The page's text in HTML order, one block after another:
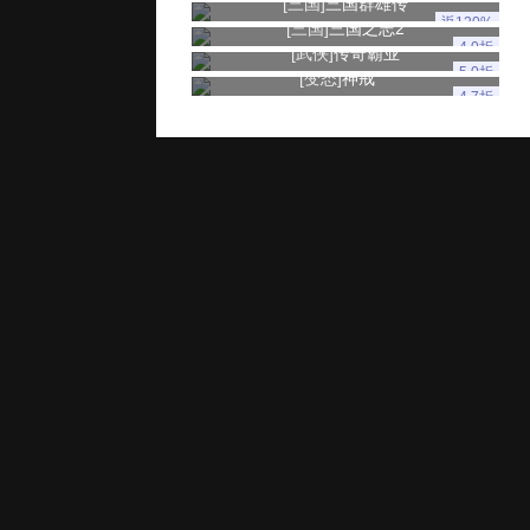
返120%
[三国]三国之志2
4.0折
[武侠]传奇霸业
5.0折
[变态]神戒
4.7折